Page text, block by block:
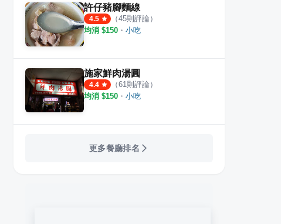
許仔豬腳麵線
4.5 （45則評論）
均消 $150 ・ 小吃
施家鮮肉湯圓
4.4 （61 則評論）
均消 $150 ・ 小吃
更多餐廳排名